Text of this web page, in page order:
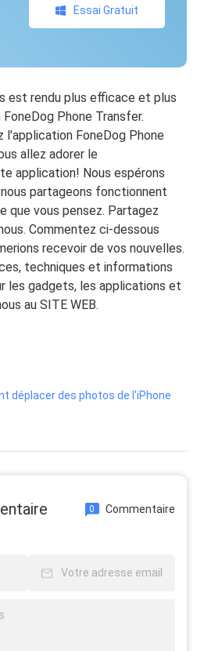
Essai Gratuit
est rendu plus efficace et plus
Phone Transfer.
l'application FoneDog Phone
allez adorer le
application! Nous espérons
partageons fonctionnent
que vous pensez. Partagez
Commentez ci-dessous
recevoir de vos nouvelles.
techniques et informations
les gadgets, les applications et
au SITE WEB.
déplacer des photos de l'iPhone
0 Commentaire